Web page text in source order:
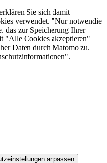
Sie sich damit
verwendet. "Nur notwendie
das zur Speicherung Ihrer
"Alle Cookies akzeptieren"
Daten durch Matomo zu.
anpassen